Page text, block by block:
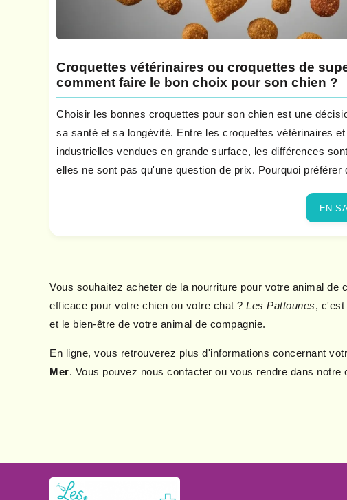
Croquettes vétérinaires ou croquettes de
comment faire le bon choix pour son chien ?
Choisir les bonnes croquettes pour son chien est une
sa santé et sa longévité. Entre les croquettes vétérinaires
industrielles vendues en grande surface, les différences
elles ne sont pas qu'une question de prix. Pourquoi préférer
EN
Vous souhaitez acheter de la nourriture pour votre animal
efficace pour votre chien ou votre chat ? Les Pattounes, c'est
et le bien-être de votre animal de compagnie.
En ligne, vous retrouverez plus d'informations concernant
Mer. Vous pouvez nous contacter ou vous rendre dans